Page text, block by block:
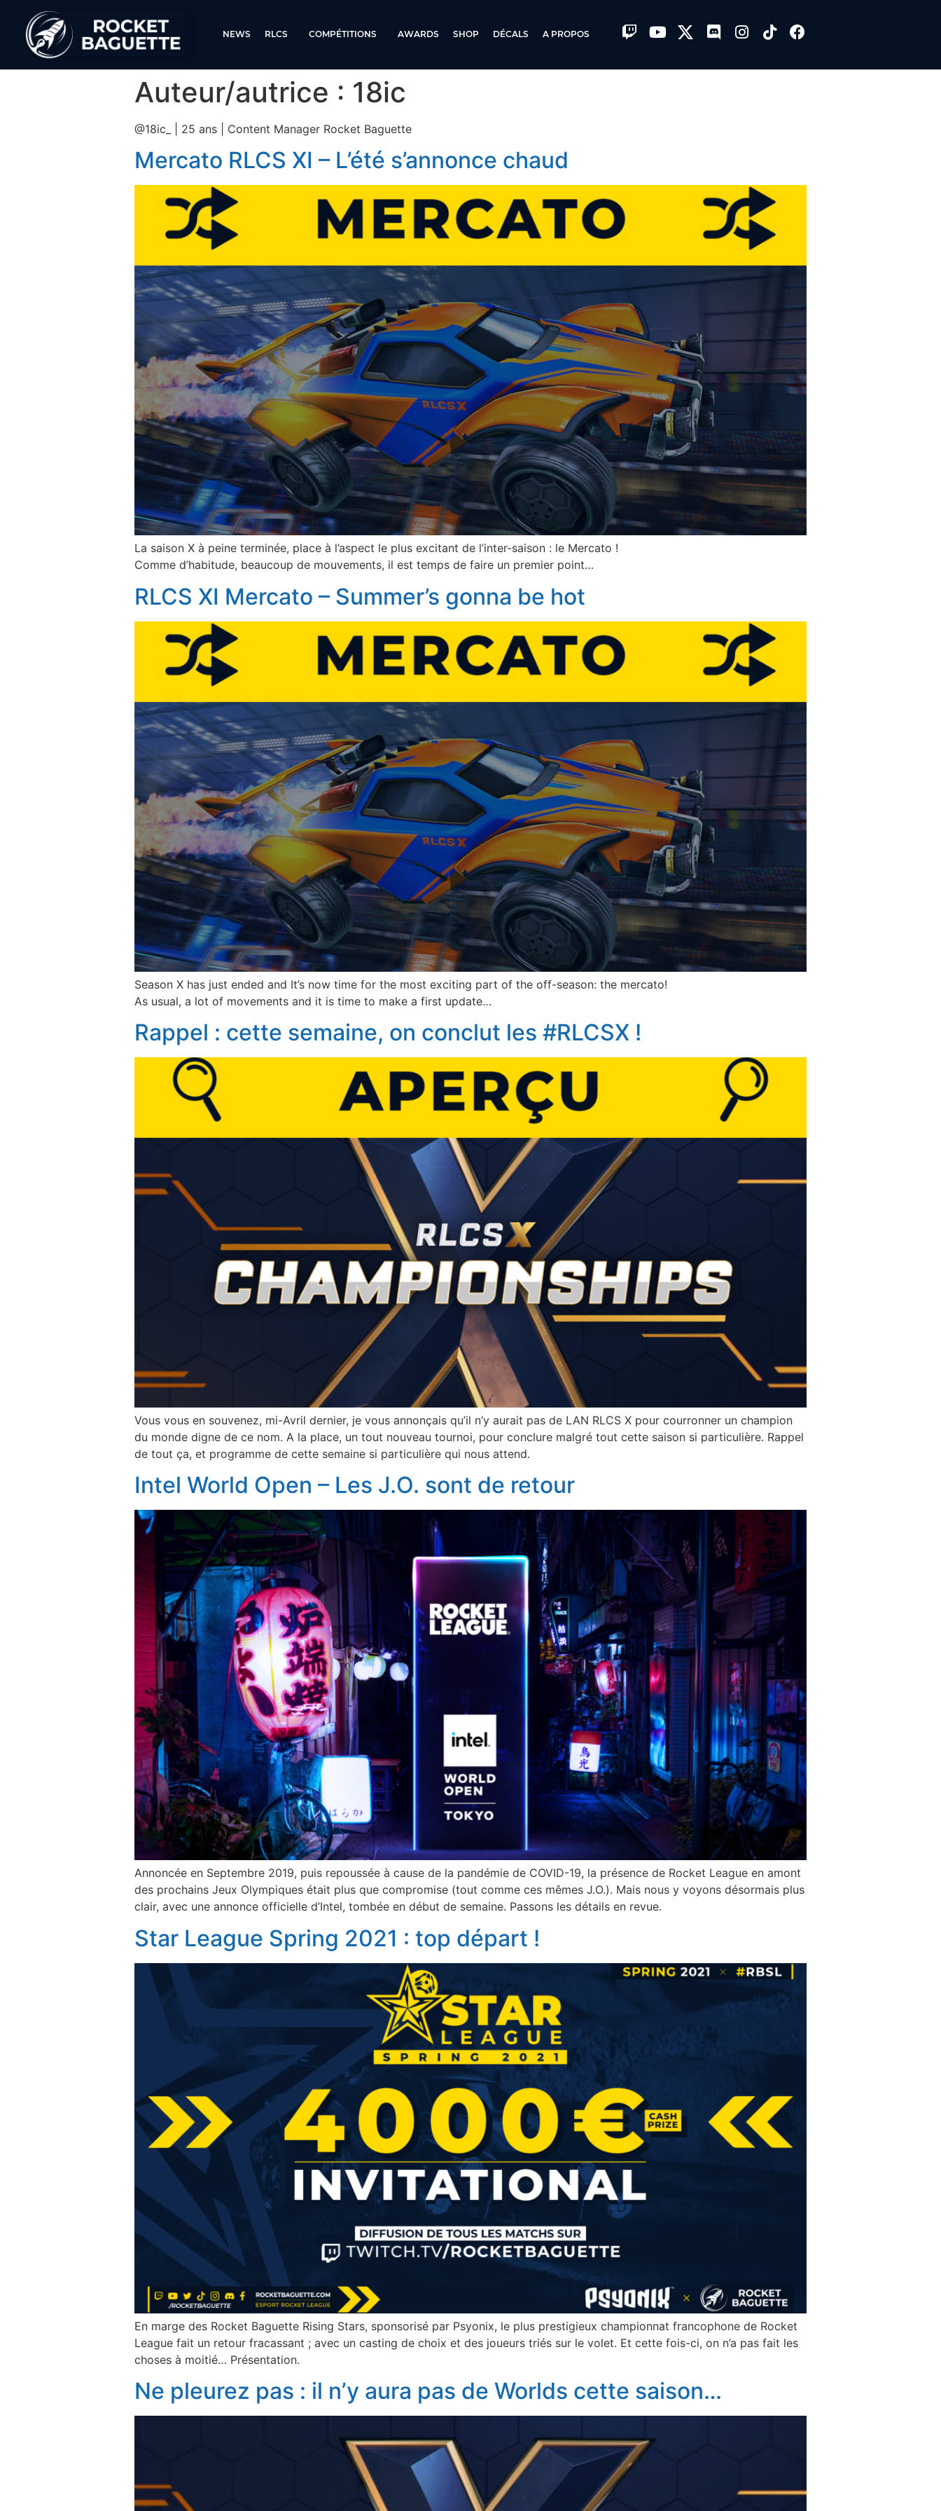
NEWS RLCS COMPÉTITIONS AWARDS SHOP DÉCALS A PROPOS
Auteur/autrice : 18ic
@18ic_ | 25 ans | Content Manager Rocket Baguette
Mercato RLCS XI – L’été s’annonce chaud
La saison X à peine terminée, place à l’aspect le plus excitant de l’inter-saison : le Mercato !
Comme d’habitude, beaucoup de mouvements, il est temps de faire un premier point…
RLCS XI Mercato – Summer’s gonna be hot
Season X has just ended and It’s now time for the most exciting part of the off-season: the mercato!
As usual, a lot of movements and it is time to make a first update…
Rappel : cette semaine, on conclut les #RLCSX !
Vous vous en souvenez, mi-Avril dernier, je vous annonçais qu’il n’y aurait pas de LAN RLCS X pour courronner un champion
du monde digne de ce nom. A la place, un tout nouveau tournoi, pour conclure malgré tout cette saison si particulière. Rappel
de tout ça, et programme de cette semaine si particulière qui nous attend.
Intel World Open – Les J.O. sont de retour
Annoncée en Septembre 2019, puis repoussée à cause de la pandémie de COVID-19, la présence de Rocket League en amont
des prochains Jeux Olympiques était plus que compromise (tout comme ces mêmes J.O.). Mais nous y voyons désormais plus
clair, avec une annonce officielle d’Intel, tombée en début de semaine. Passons les détails en revue.
Star League Spring 2021 : top départ !
En marge des Rocket Baguette Rising Stars, sponsorisé par Psyonix, le plus prestigieux championnat francophone de Rocket
League fait un retour fracassant ; avec un casting de choix et des joueurs triés sur le volet. Et cette fois-ci, on n’a pas fait les
choses à moitié… Présentation.
Ne pleurez pas : il n’y aura pas de Worlds cette saison…